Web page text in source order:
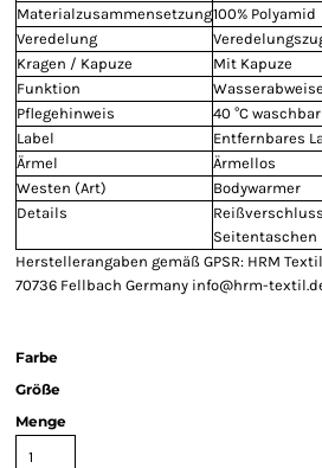
Materialzusammensetzung100% Polyamid
Veredelung
Kragen / Kapuze
Mit Kapuze
Funktion
Pflegehinweis
40 °C waschbar
Label
Entfernbares
Ärmel
Ärmellos
Westen (Art)
Bodywarmer
Details
Herstellerangaben gemäß GPSR: HRM
70736 Fellbach Germany info@hrm-
Farbe
Größe
Menge